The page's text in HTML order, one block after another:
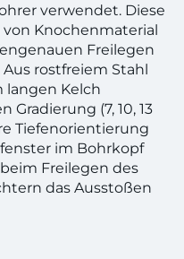
verwendet. Diese
Knochenmaterial
Freilegen
rostfreiem Stahl
langen Kelch
(7, 10, 13
Tiefenorientierung
im Bohrkopf
Freilegen des
das Ausstoßen